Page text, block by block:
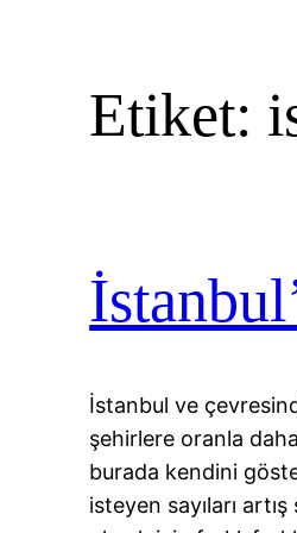
Etiket:
İstanbul ve
şehirlere oranla
burada kendini
isteyen sayıları